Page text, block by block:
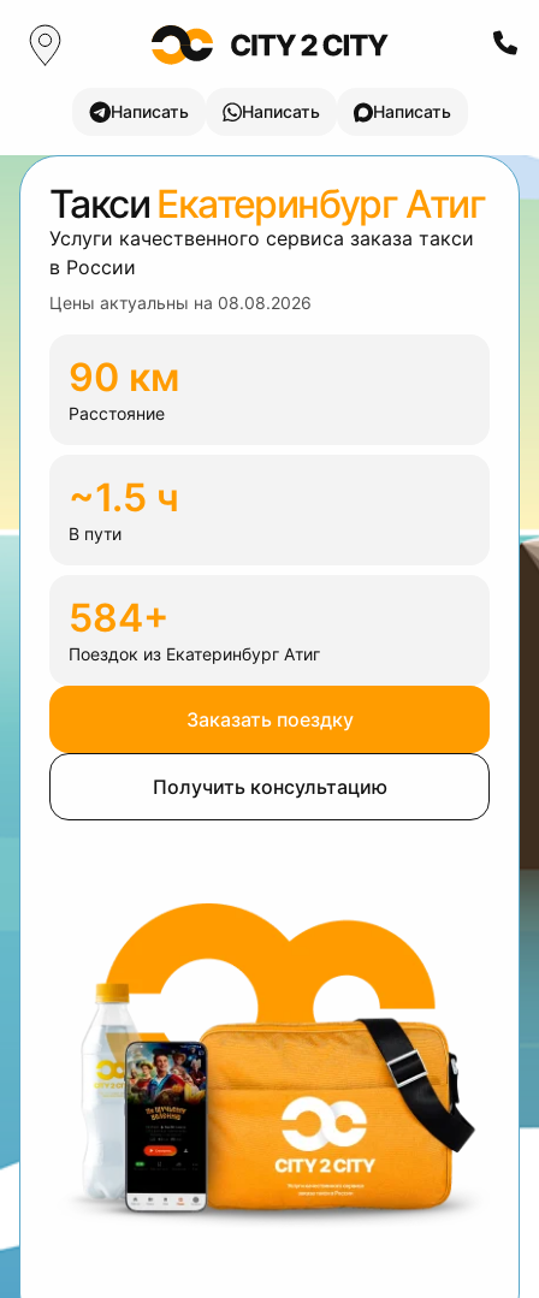
Написать Написать Написать
Такси Екатеринбург Атиг
Услуги качественного сервиса заказа такси
в России
Цены актуальны на 08.08.2026
90 км
Расстояние
~1.5 ч
В пути
584+
Поездок из Екатеринбург Атиг
Заказать поездку
Получить консультацию